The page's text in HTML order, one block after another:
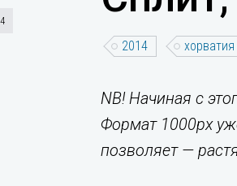
2014 хорватия
NB! Начиная с
Формат 1000px
позволяет —